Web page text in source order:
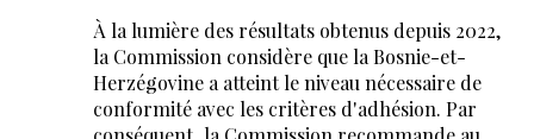
À la lumière des résultats obtenus depuis 2022,
la Commission considère que la Bosnie-et-
Herzégovine a atteint le niveau nécessaire de
conformité avec les critères d'adhésion. Par